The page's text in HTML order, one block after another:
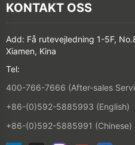
KONTAKT OSS
Add: Få rutevejledning 1-5F,
Xiamen, Kina
Tel:
400-766-7666 (After-sales
+86-(0)592-5885993 (English)
+86-(0)592-5885991 (Chinese)